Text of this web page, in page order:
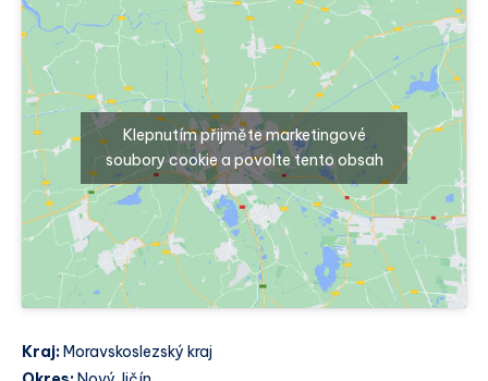
Klepnutím přijměte marketingové
soubory cookie a povolte tento obsah
Kraj: Moravskoslezský kraj